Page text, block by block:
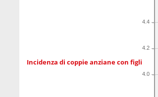
Incidenza di coppie anziane con figli
4.0
4.2
4.4